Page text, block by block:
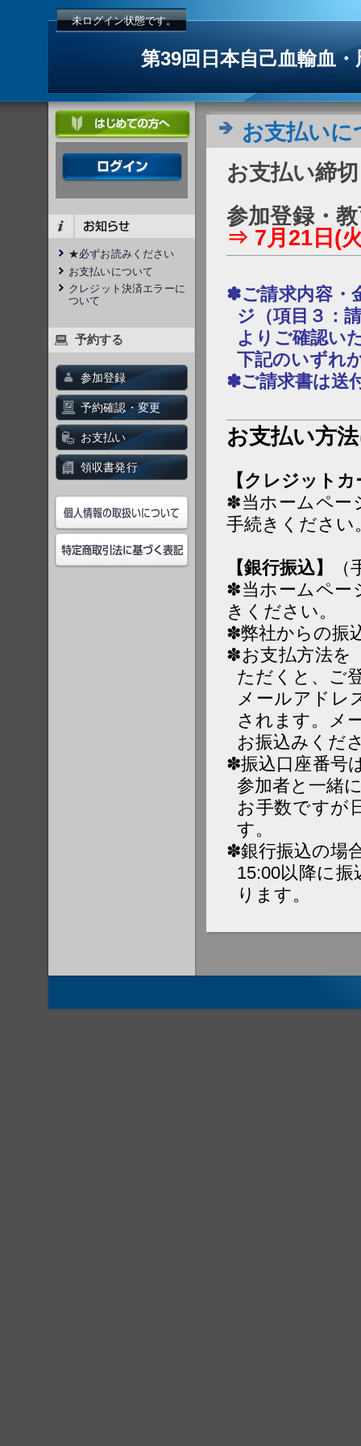
未ログイン状態です。
第39回日本自己血輸血
★必ずお読みください
お支払いについて
クレジット決済エラーに
ついて
予約する
参加登録
予約確認・変更
お支払い
領収書発行
お支払いに
お支払い締
参加登録・
⇒ 7月21日(
✽ご請求内容・
ジ（項目３：
よりご確認い
下記のいずれ
✽ご請求書は送
お支払い方
【クレジット
✽当ホームペー
手続きください
【銀行振込】
✽当ホームペー
きください。
✽弊社からの振
✽お支払方法を
ただくと、ご
メールアドレ
されます。メ
お振込みくだ
✽振込口座番号
参加者と一緒
お手数ですが
す。
✽銀行振込の場
15:00以降に
ります。